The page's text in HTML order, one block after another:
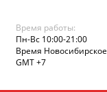
Время работы:
Пн-Вс 10:00-21:00
Время Новосибирское
GMT +7